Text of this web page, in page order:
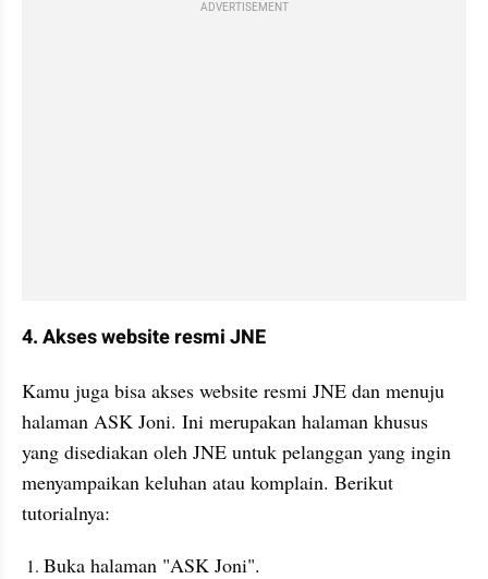
ADVERTISEMENT
4. Akses website resmi JNE
Kamu juga bisa akses website resmi JNE dan menuju
halaman ASK Joni. Ini merupakan halaman khusus
yang disediakan oleh JNE untuk pelanggan yang ingin
menyampaikan keluhan atau komplain. Berikut
tutorialnya:
Buka halaman "ASK Joni".